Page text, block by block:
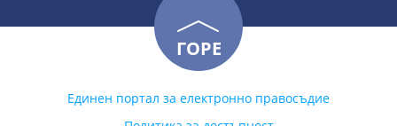
ГОРЕ
Единен портал за електронно правосъдие